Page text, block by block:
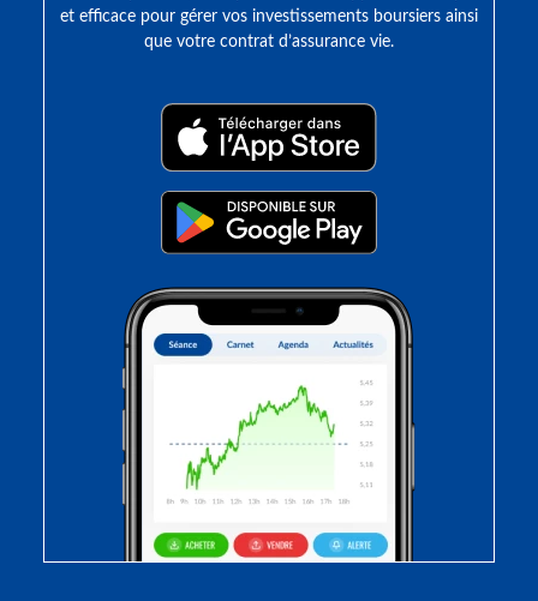
et efficace pour gérer vos investissements boursiers ainsi
que votre contrat d’assurance vie.